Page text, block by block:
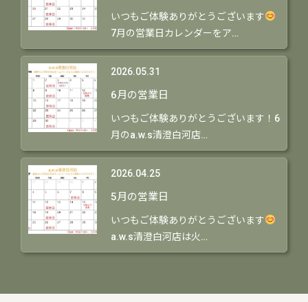
いつもご体験ありがとうございます
7月の営業日カレンダーをア…
2026.05.31
6月の営業日
いつもご体験ありがとうございます！6
月のa.w.s清澄白河店…
2026.04.25
5月の営業日
いつもご体験ありがとうございます
a.w.s清澄白河店は火…